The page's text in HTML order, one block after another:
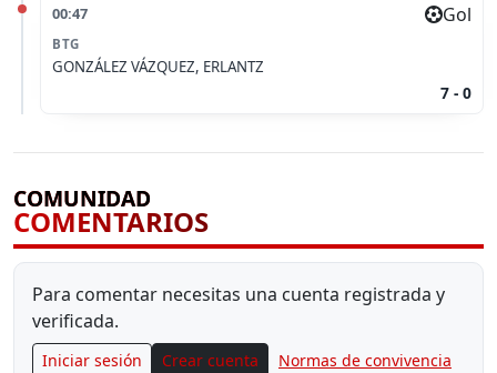
00:47 Gol
BTG
GONZÁLEZ VÁZQUEZ, ERLANTZ
7 - 0
COMUNIDAD
COMENTARIOS
Para comentar necesitas una cuenta registrada y
verificada.
Iniciar sesión Crear cuenta
Normas de convivencia